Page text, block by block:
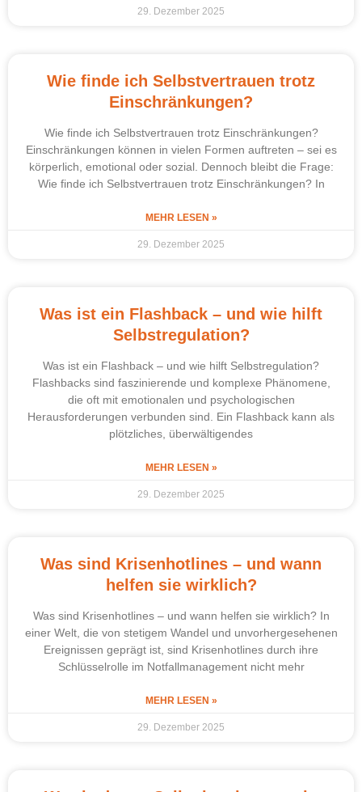
29. Dezember 2025
Wie finde ich Selbstvertrauen trotz
Einschränkungen?
Wie finde ich Selbstvertrauen trotz Einschränkungen?
Einschränkungen können in vielen Formen auftreten – sei es
körperlich, emotional oder sozial. Dennoch bleibt die Frage:
Wie finde ich Selbstvertrauen trotz Einschränkungen? In
MEHR LESEN »
29. Dezember 2025
Was ist ein Flashback – und wie hilft
Selbstregulation?
Was ist ein Flashback – und wie hilft Selbstregulation?
Flashbacks sind faszinierende und komplexe Phänomene,
die oft mit emotionalen und psychologischen
Herausforderungen verbunden sind. Ein Flashback kann als
plötzliches, überwältigendes
MEHR LESEN »
29. Dezember 2025
Was sind Krisenhotlines – und wann
helfen sie wirklich?
Was sind Krisenhotlines – und wann helfen sie wirklich? In
einer Welt, die von stetigem Wandel und unvorhergesehenen
Ereignissen geprägt ist, sind Krisenhotlines durch ihre
Schlüsselrolle im Notfallmanagement nicht mehr
MEHR LESEN »
29. Dezember 2025